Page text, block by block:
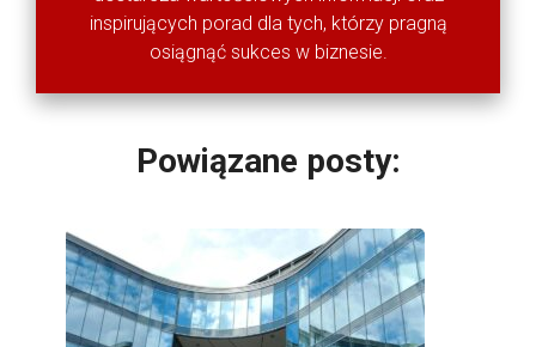
inspirujących porad dla tych, którzy pragną
osiągnąć sukces w biznesie.
Powiązane posty: